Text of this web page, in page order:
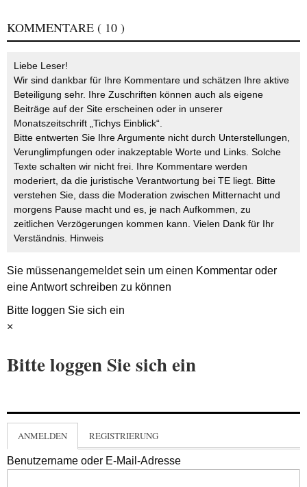
KOMMENTARE ( 10 )
Liebe Leser!
Wir sind dankbar für Ihre Kommentare und schätzen Ihre aktive
Beteiligung sehr. Ihre Zuschriften können auch als eigene
Beiträge auf der Site erscheinen oder in unserer
Monatszeitschrift „Tichys Einblick“.
Bitte entwerten Sie Ihre Argumente nicht durch Unterstellungen,
Verunglimpfungen oder inakzeptable Worte und Links. Solche
Texte schalten wir nicht frei. Ihre Kommentare werden
moderiert, da die juristische Verantwortung bei TE liegt. Bitte
verstehen Sie, dass die Moderation zwischen Mitternacht und
morgens Pause macht und es, je nach Aufkommen, zu
zeitlichen Verzögerungen kommen kann. Vielen Dank für Ihr
Verständnis. Hinweis
Sie müssenangemeldetsein um einen Kommentar oder
eine Antwort schreiben zu können
Bitte loggen Sie sich ein
×
Bitte loggen Sie sich ein
ANMELDEN REGISTRIERUNG
Benutzername oder E-Mail-Adresse